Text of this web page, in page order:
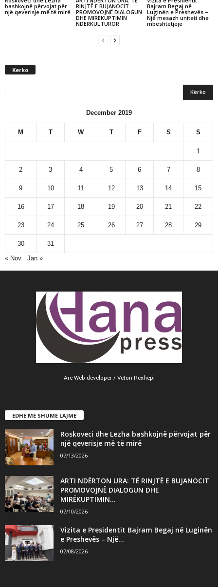
bashkojnë përvojat për
një qeverisje më të mirë
RINJTË E BUJANOCIT
PROMOVOJNË DIALOGUN
DHE MIRËKUPTIMIN
NDËRKULTUROR
Bajram Begaj në
Luginën e Preshevës –
Një mesazh uniteti dhe
mbështetjeje
Kerko
December 2019
M T W T F S S
1
2 3 4 5 6 7 8
9 10 11 12 13 14 15
16 17 18 19 20 21 22
23 24 25 26 27 28 29
30
31
« Nov
Jan »
Are Web developer / Veton Rexhepi
EDHE MË SHUMË LAJME
Roskoveci dhe Lezha bashkojnë përvojat për
një qeverisje më të mirë
07/13/2026
ARTI NDËRTON URA: TË RINJTË E BUJANOCIT
PROMOVOJNË DIALOGUN DHE
MIRËKUPTIMIN...
07/10/2026
Vizita e Presidentit Bajram Begaj në Luginën
e Preshevës – Një...
07/08/2026